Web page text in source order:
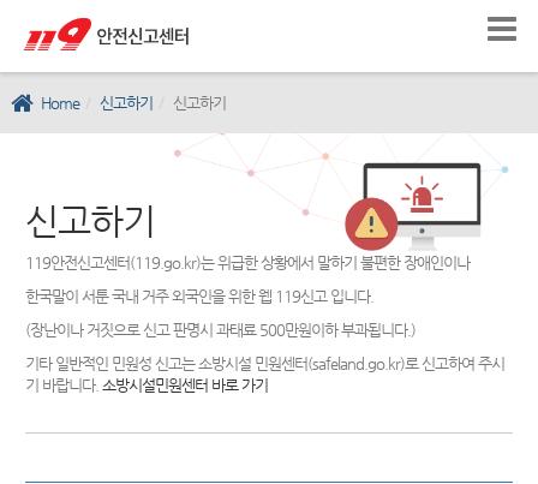
Home 신고하기 신고하기
신고하기
119안전신고센터(119.go.kr)는 위급한 상황에서 말하기 불편한 장애인이나
한국말이 서툰 국내 거주 외국인을 위한 웹 119신고 입니다.
(장난이나 거짓으로 신고 판명시 과태료 500만원이하 부과됩니다.)
기타 일반적인 민원성 신고는 소방시설 민원센터(safeland.go.kr)로 신고하여 주시
기 바랍니다. 소방시설민원센터 바로 가기